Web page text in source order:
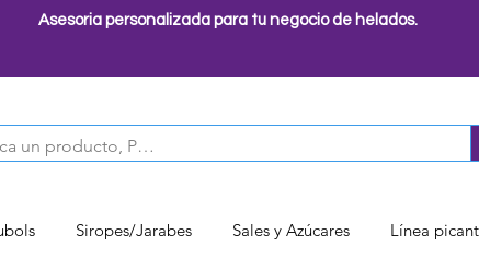
Asesoria personalizada para tu negocio de helados.
Siropes/Jarabes Sales y Azúcares Línea